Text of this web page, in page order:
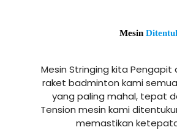
Mesin
Mesin Stringing kita
raket badminton kami
yang paling mahal, tepat
Tension mesin kami
memastikan